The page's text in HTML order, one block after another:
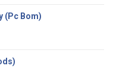
(Pc Bom)